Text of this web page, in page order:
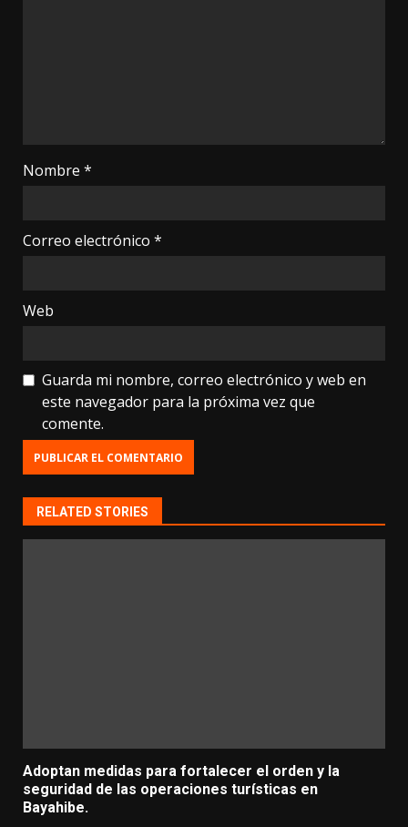
Nombre *
Correo electrónico *
Web
Guarda mi nombre, correo electrónico y web en
este navegador para la próxima vez que
comente.
RELATED STORIES
Adoptan medidas para fortalecer el orden y la
seguridad de las operaciones turísticas en
Bayahibe.